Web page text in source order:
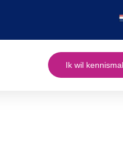
Ik wil